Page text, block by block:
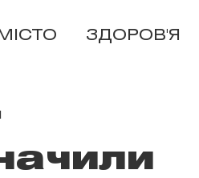
МІСТО ЗДОРОВ'Я